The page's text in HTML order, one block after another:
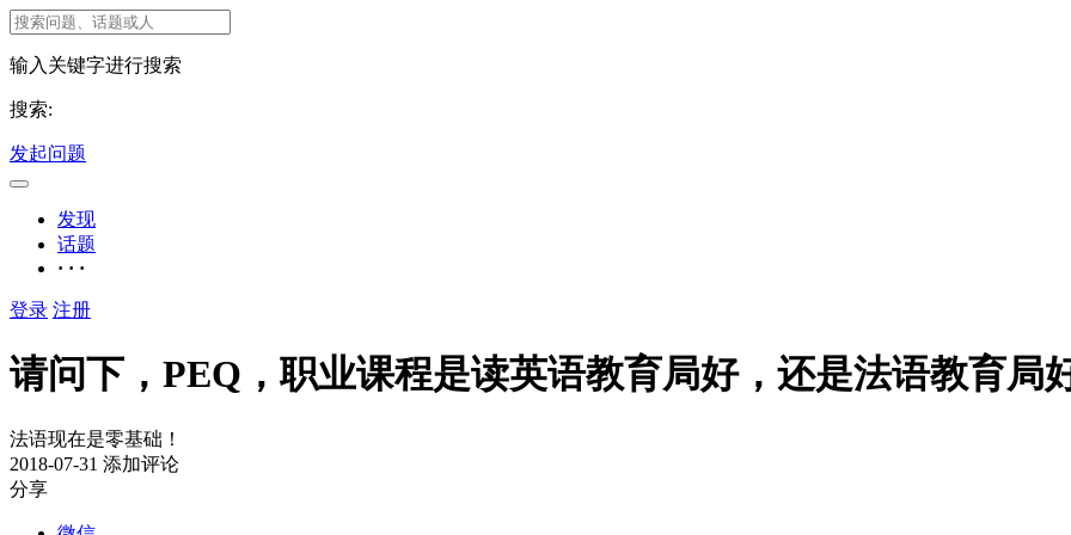
输入关键字进行搜索
搜索:
发起问题
发现
话题
· · ·
登录 注册
请问下，PEQ，职业课程是读英语教育局好，还是法语教育局
法语现在是零基础！
2018-07-31 添加评论
分享